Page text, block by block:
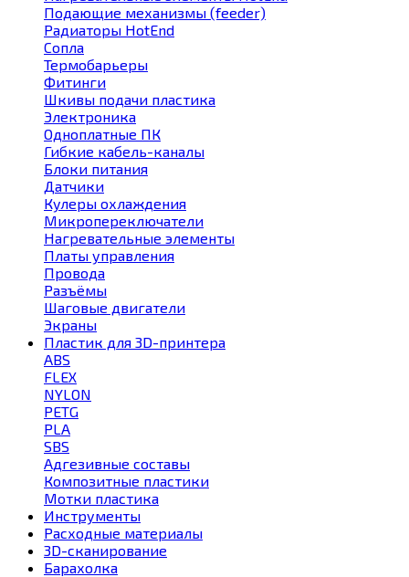
Подающие механизмы (feeder)
Радиаторы HotEnd
Сопла
Термобарьеры
Фитинги
Шкивы подачи пластика
Электроника
Одноплатные ПК
Гибкие кабель-каналы
Блоки питания
Датчики
Кулеры охлаждения
Микропереключатели
Нагревательные элементы
Платы управления
Провода
Разъёмы
Шаговые двигатели
Экраны
Пластик для 3D-принтера
ABS
FLEX
NYLON
PETG
PLA
SBS
Адгезивные составы
Композитные пластики
Мотки пластика
Инструменты
Расходные материалы
3D-сканирование
Барахолка